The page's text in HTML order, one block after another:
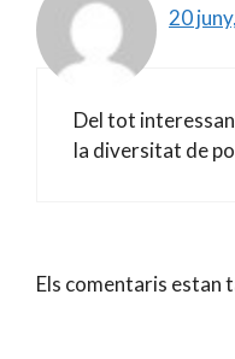
20
Del tot
la diversitat de
Els comentaris estan